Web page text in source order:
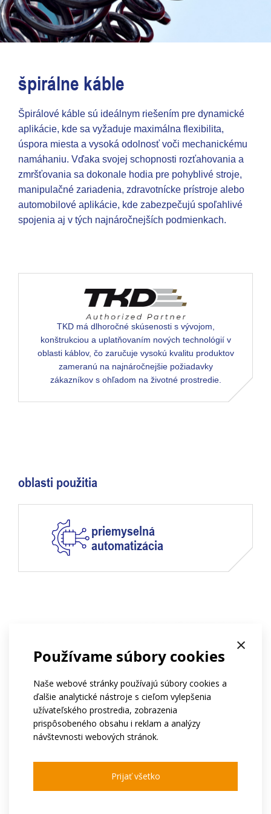
×
Používame súbory cookies
Naše webové stránky používajú súbory cookies a
ďalšie analytické nástroje s cieľom vylepšenia
užívateľského prostredia, zobrazenia
prispôsobeného obsahu i reklam a analýzy
návštevnosti webových stránok.
Prijať všetko
špirálne káble
Špirálové káble sú ideálnym riešením pre dynamické
aplikácie, kde sa vyžaduje maximálna flexibilita,
úspora miesta a vysoká odolnosť voči mechanickému
namáhaniu. Vďaka svojej schopnosti rozťahovania a
zmršťovania sa dokonale hodia pre pohyblivé stroje,
manipulačné zariadenia, zdravotnícke prístroje alebo
automobilové aplikácie, kde zabezpečujú spoľahlivé
spojenia aj v tých najnáročnejších podmienkach.
TKD má dlhoročné skúsenosti s vývojom,
konštrukciou a uplatňovaním nových technológií v
oblasti káblov, čo zaručuje vysokú kvalitu produktov
zameranú na najnáročnejšie požiadavky
zákazníkov s ohľadom na životné prostredie.
oblasti použitia
priemyselná
automatizácia